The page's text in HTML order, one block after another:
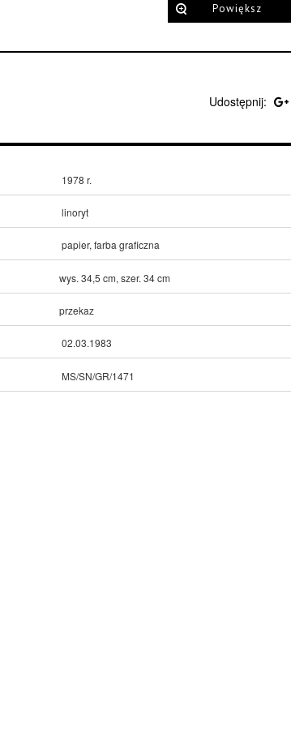
Powiększ
Udostępnij:
1978 r.
linoryt
papier, farba graficzna
wys. 34,5 cm, szer. 34 cm
przekaz
02.03.1983
MS/SN/GR/1471